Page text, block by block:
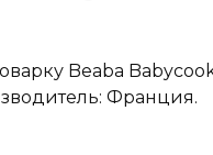
Beaba
Франция.